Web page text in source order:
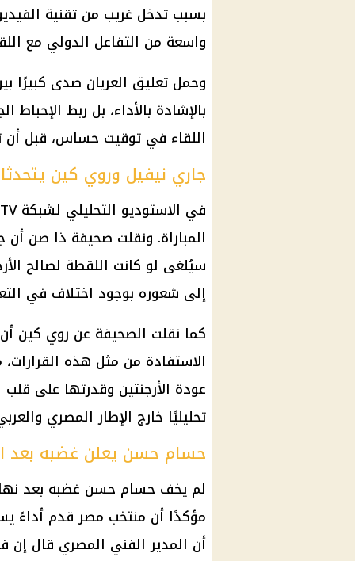
بسبب تدخل غريب من تقنية
واسعة من التفاعل الدولي مع
وحمل تعليق العريان صدى كبيرًا
بالإشادة بالأداء، بل ربط الإحباط
اللقاء في توقيت حساس، قبل
جاري نيفيل وروي كين
المباراة. ونقلت صحيفة ذا صن
سيُلغى لو كانت اللقطة لصالح
إلى شعوره بوجود اختلاف في
كما نقلت الصحيفة عن روي كين أن
الاستفادة من مثل هذه
عودة الأرجنتين وقدرتها على قلب
تحليليًا خارج الإطار المصري
حسام حسن يعلن غضبه بعد
لم يخف حسام حسن غضبه بعد
مؤكدًا أن منتخب مصرقدم أداءً
أن المدير الفني المصري قال إن